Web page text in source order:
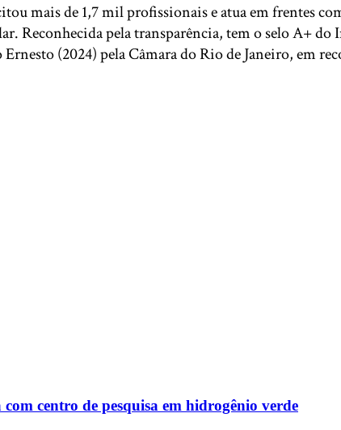
mais de 1,7 mil profissionais e atua em frentes
Reconhecida pela transparência, tem o selo A+
(2024) pela Câmara do Rio de Janeiro, em
centro de pesquisa em hidrogênio verde